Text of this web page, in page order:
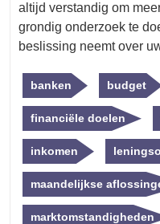
altijd verstandig om
grondig onderzoek te
beslissing neemt over
banken budget
financiële doelen
inkomen
maandelijkse
marktomstandigheden